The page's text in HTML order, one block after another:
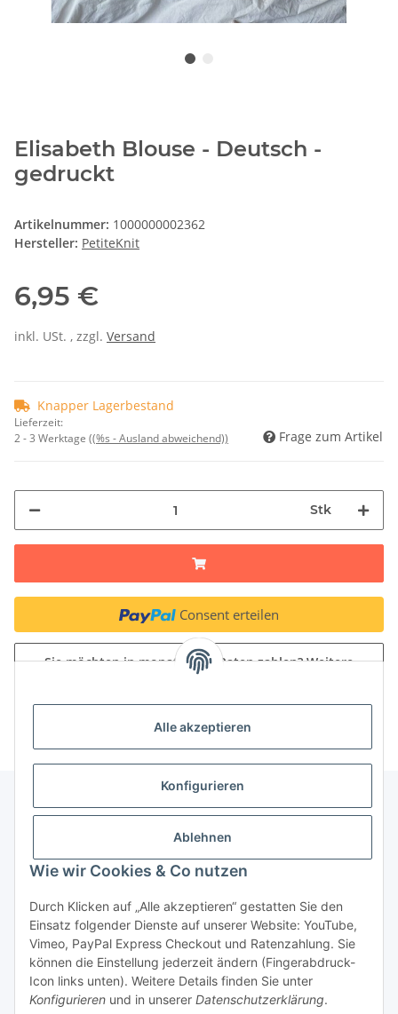
Alle akzeptieren
Konfigurieren
Ablehnen
Wie wir Cookies & Co nutzen
Durch Klicken auf „Alle akzeptieren“ gestatten Sie den
Einsatz folgender Dienste auf unserer Website: YouTube,
Vimeo, PayPal Express Checkout und Ratenzahlung. Sie
können die Einstellung jederzeit ändern (Fingerabdruck-
Icon links unten). Weitere Details finden Sie unter
Konfigurieren und in unserer Datenschutzerklärung.
Elisabeth Blouse - Deutsch -
gedruckt
Artikelnummer: 1000000002362
Hersteller: PetiteKnit
6,95 €
inkl. USt. , zzgl. Versand
Knapper Lagerbestand
Lieferzeit:
2 - 3 Werktage ((%s - Ausland abweichend)) Frage zum Artikel
Stk
Consent erteilen
Sie möchten in monatlichen Raten zahlen?Weitere
Informationen
Gesetzliche Informationen
Vertrag widerrufen